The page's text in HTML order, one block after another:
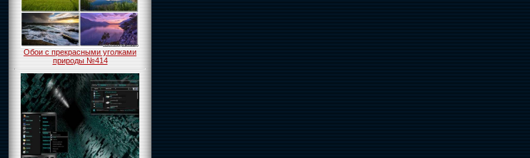
Обои с прекрасными уголками
природы №414